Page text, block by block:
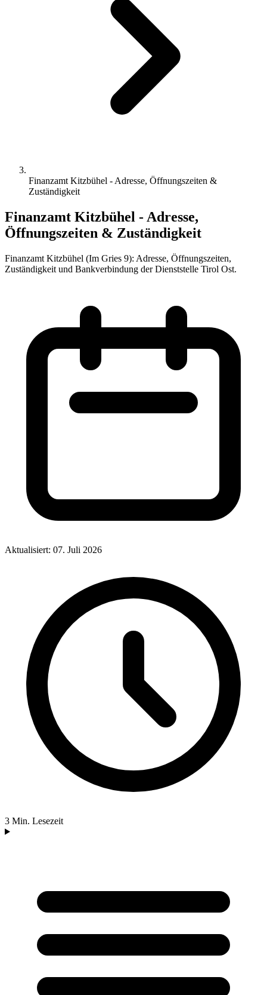
Finanzamt Kitzbühel - Adresse, Öffnungszeiten &
Zuständigkeit
Finanzamt Kitzbühel - Adresse,
Öffnungszeiten & Zuständigkeit
Finanzamt Kitzbühel (Im Gries 9): Adresse, Öffnungszeiten,
Zuständigkeit und Bankverbindung der Dienststelle Tirol Ost.
Aktualisiert: 07. Juli 2026
3 Min. Lesezeit